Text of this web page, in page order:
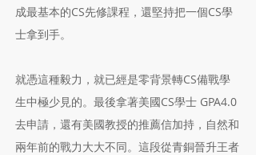
成最基本的CS先修課程，還堅持把一個CS學
士拿到手。
就憑這種毅力，就已經是零背景轉CS備戰學
生中極少見的。最後拿著美國CS學士 GPA4.0
去申請，還有美國教授的推薦信加持，自然和
兩年前的戰力大大不同。這段從青銅晉升王者